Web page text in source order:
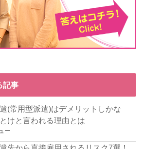
記事
(常用型派遣)はデメリットしかな
けと言われる理由とは
ー